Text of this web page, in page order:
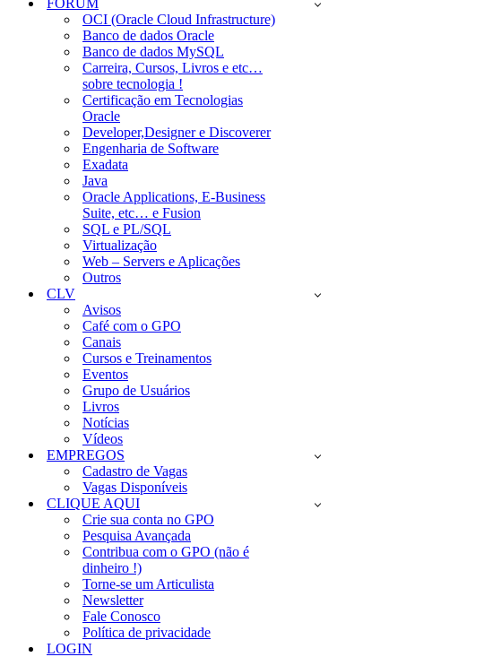
FÓRUM
OCI (Oracle Cloud Infrastructure)
Banco de dados Oracle
Banco de dados MySQL
Carreira, Cursos, Livros e etc…
sobre tecnologia !
Certificação em Tecnologias
Oracle
Developer,Designer e Discoverer
Engenharia de Software
Exadata
Java
Oracle Applications, E-Business
Suite, etc… e Fusion
SQL e PL/SQL
Virtualização
Web – Servers e Aplicações
Outros
CLV
Avisos
Café com o GPO
Canais
Cursos e Treinamentos
Eventos
Grupo de Usuários
Livros
Notícias
Vídeos
EMPREGOS
Cadastro de Vagas
Vagas Disponíveis
CLIQUE AQUI
Crie sua conta no GPO
Pesquisa Avançada
Contribua com o GPO (não é
dinheiro !)
Torne-se um Articulista
Newsletter
Fale Conosco
Política de privacidade
LOGIN